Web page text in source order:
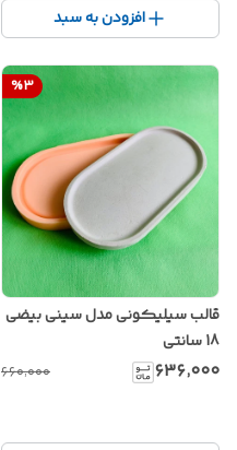
افزودن به سبد
%3
قالب سیلیکونی مدل سینی بیضی
18 سانتی
۶۳۶٬۰۰۰ ۶۶۰٬۰۰۰